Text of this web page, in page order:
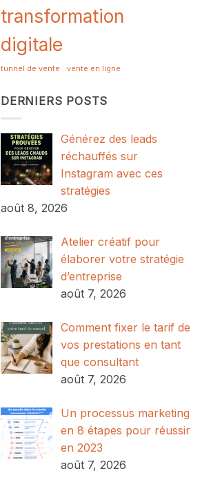
transformation
digitale
tunnel de vente vente en ligne
DERNIERS POSTS
Générez des leads
réchauffés sur
Instagram avec ces
stratégies
août 8, 2026
Atelier créatif pour
élaborer votre stratégie
d’entreprise
août 7, 2026
Comment fixer le tarif de
vos prestations en tant
que consultant
août 7, 2026
Un processus marketing
en 8 étapes pour réussir
en 2023
août 7, 2026